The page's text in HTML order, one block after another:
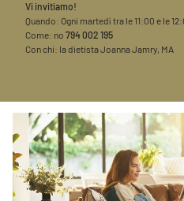
Vi invitiamo!
Quando: Ogni martedì tra le 11:00 e le
Come: no 794 002 195
Con chi: la dietista Joanna Jamry, MA